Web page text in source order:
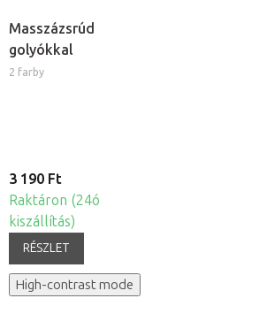
Masszázsrúd
golyókkal
2 farby
3 190 Ft
Raktáron (24ó
kiszállítás)
RÉSZLET
High-contrast mode